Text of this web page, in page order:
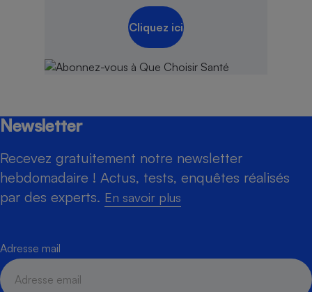
Cliquez ici
Newsletter
Recevez gratuitement notre newsletter
hebdomadaire ! Actus, tests, enquêtes réalisés
par des experts. En savoir plus
Adresse mail